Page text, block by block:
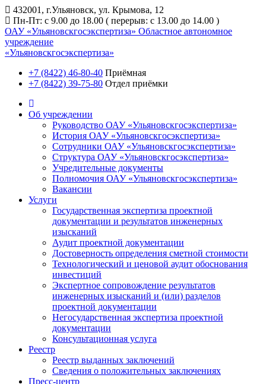
432001, г.Ульяновск, ул. Крымова, 12
Пн-Пт: с 9.00 до 18.00 ( перерыв: с 13.00 до 14.00 )
ОАУ «Ульяновскгосэкспертиза» Областное автономное
учреждение
«Ульяновскгосэкспертиза»
+7 (8422) 46-80-40 Приёмная
+7 (8422) 39-75-80 Отдел приёмки
Об учреждении
Руководство ОАУ «Ульяновскгосэкспертиза»
История ОАУ «Ульяновскгосэкспертиза»
Сотрудники ОАУ «Ульяновскгосэкспертиза»
Структура ОАУ «Ульяновскгосэкспертиза»
Учредительные документы
Полномочия ОАУ «Ульяновскгосэкспертиза»
Вакансии
Услуги
Государственная экспертиза проектной
документации и результатов инженерных
изысканий
Аудит проектной документации
Достоверность определения сметной стоимости
Технологический и ценовой аудит обоснования
инвестиций
Экспертное сопровождение результатов
инженерных изысканий и (или) разделов
проектной документации
Негосударственная экспертиза проектной
документации
Консультационная услуга
Реестр
Реестр выданных заключений
Сведения о положительных заключениях
Пресс-центр